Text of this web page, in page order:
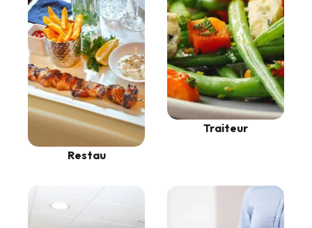
Restau
Traiteur